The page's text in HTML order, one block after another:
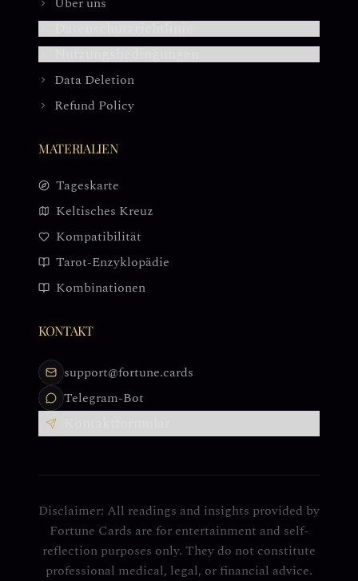
Data Deletion
Refund Policy
MATERIALIEN
Tageskarte
Keltisches Kreuz
Kompatibilität
Tarot-Enzyklopädie
Kombinationen
KONTAKT
support@fortune.cards
Telegram-Bot
Disclaimer: All readings and insights provided by
Fortune Cards are for entertainment and self-
reflection purposes only. They do not constitute
professional medical, legal, or financial advice.